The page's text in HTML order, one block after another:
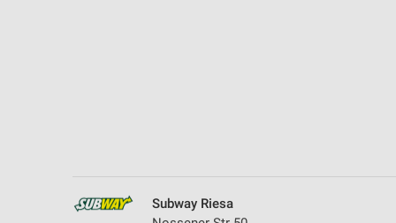
Subway Riesa